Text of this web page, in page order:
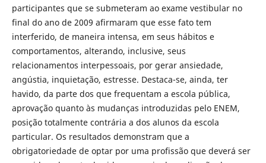
participantes que se submeteram ao exame vestibular no
final do ano de 2009 afirmaram que esse fato tem
interferido, de maneira intensa, em seus hábitos e
comportamentos, alterando, inclusive, seus
relacionamentos interpessoais, por gerar ansiedade,
angústia, inquietação, estresse. Destaca-se, ainda, ter
havido, da parte dos que frequentam a escola pública,
aprovação quanto às mudanças introduzidas pelo ENEM,
posição totalmente contrária a dos alunos da escola
particular. Os resultados demonstram que a
obrigatoriedade de optar por uma profissão que deverá ser